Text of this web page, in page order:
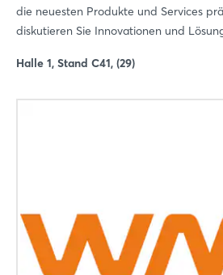
die neuesten Produkte und Services
diskutieren Sie Innovationen und
Halle 1, Stand C41, (29)
Einloggen